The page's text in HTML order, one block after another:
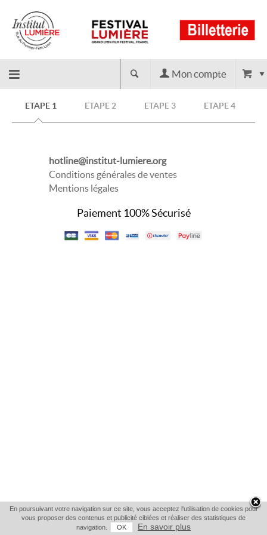
Retour
Mon compte
ETAPE 1 ETAPE 2 ETAPE 3 ETAPE 4
hotline@institut-lumiere.org
Conditions générales de ventes
Mentions légales
Paiement 100% Sécurisé
En poursuivant votre navigation sur ce site, vous acceptez l'utilisation de cookies pour
vous proposer des contenus et publicité ciblées et réaliser des statistiques de
navigation.
OK En savoir plus